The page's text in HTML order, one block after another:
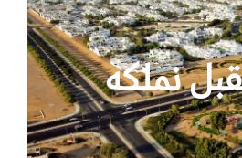
نملكه